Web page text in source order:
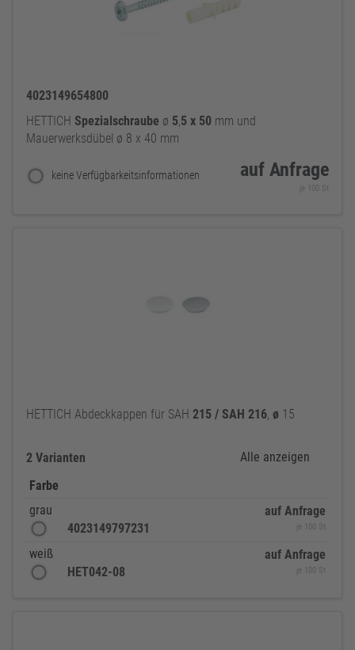
4023149654800
HETTICH Spezialschraube ø 5,5 x 50 mm und
Mauerwerksdübel ø 8 x 40 mm
keine Verfügbarkeitsinformationen auf Anfrage
je 100 St
HETTICH Abdeckkappen für SAH 215 / SAH 216, ø 15
2 Varianten
Alle anzeigen
Farbe
grau
4023149797231
auf Anfrage
je 100 St
weiß
HET042-08
auf Anfrage
je 100 St